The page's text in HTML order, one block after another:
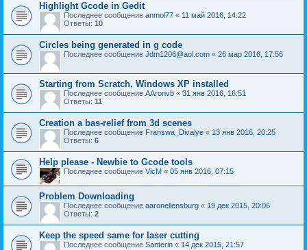
Highlight Gcode in Gedit
Последнее сообщение anmol77 « 11 май 2016, 14:22
Ответы: 10
Circles being generated in g code
Последнее сообщение Jdm1206@aol.com « 26 мар 2016, 17:56
Starting from Scratch, Windows XP installed
Последнее сообщение AAronvb « 31 янв 2016, 16:51
Ответы: 11
Creation a bas-relief from 3d scenes
Последнее сообщение Franswa_Divalye « 13 янв 2016, 20:25
Ответы: 6
Help please - Newbie to Gcode tools
Последнее сообщение VicM « 05 янв 2016, 07:15
Problem Downloading
Последнее сообщение aaronellensburg « 19 дек 2015, 20:06
Ответы: 2
Keep the speed same for laser cutting
Последнее сообщение Santerin « 14 дек 2015, 21:57